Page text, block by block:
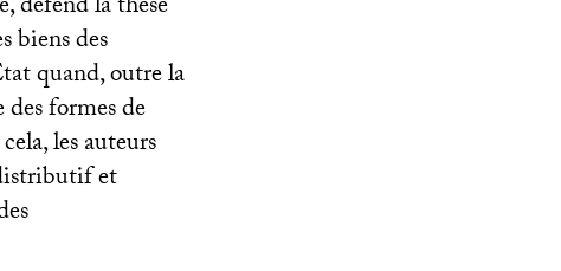
biens des
quand, outre la
formes de
les auteurs
et